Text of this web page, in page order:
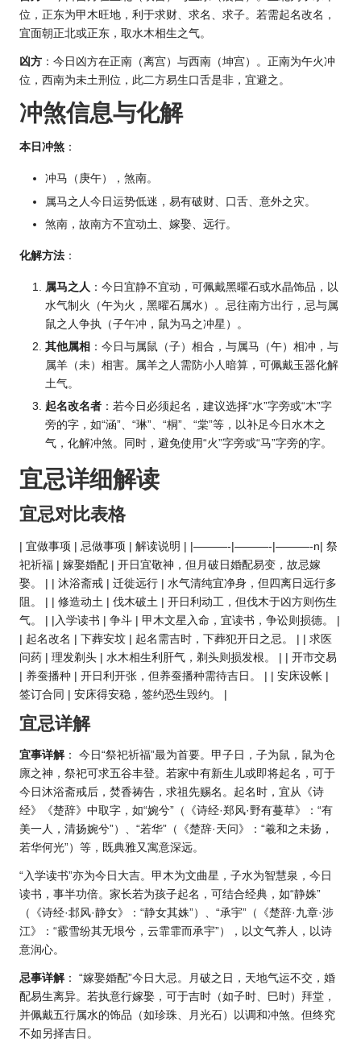
位，正东为甲木旺地，利于求财、求名、求子。若需起名改名，
宜面朝正北或正东，取水木相生之气。
凶方 ：今日凶方在正南（离宫）与西南（坤宫）。正南为午火冲
位，西南为未土刑位，此二方易生口舌是非，宜避之。
冲煞信息与化解
本日冲煞 ：
冲马（庚午），煞南。
属马之人今日运势低迷，易有破财、口舌、意外之灾。
煞南，故南方不宜动土、嫁娶、远行。
化解方法 ：
属马之人 ：今日宜静不宜动，可佩戴黑曜石或水晶饰品，以
水气制火（午为火，黑曜石属水）。忌往南方出行，忌与属
鼠之人争执（子午冲，鼠为马之冲星）。
其他属相 ：今日与属鼠（子）相合，与属马（午）相冲，与
属羊（未）相害。属羊之人需防小人暗算，可佩戴玉器化解
土气。
起名改名者 ：若今日必须起名，建议选择“水”字旁或“木”字
旁的字，如“涵”、“琳”、“桐”、“棠”等，以补足今日水木之
气，化解冲煞。同时，避免使用“火”字旁或“马”字旁的字。
宜忌详细解读
宜忌对比表格
| 宜做事项 | 忌做事项 | 解读说明 | |———-|———-|———-n| 祭
祀祈福 | 嫁娶婚配 | 开日宜敬神，但月破日婚配易变，故忌嫁
娶。 | | 沐浴斋戒 | 迁徙远行 | 水气清纯宜净身，但四离日远行多
阻。 | | 修造动土 | 伐木破土 | 开日利动工，但伐木于凶方则伤生
气。 | |入学读书 | 争斗 | 甲木文星入命，宜读书，争讼则损德。 |
| 起名改名 | 下葬安坟 | 起名需吉时，下葬犯开日之忌。 | | 求医
问药 | 理发剃头 | 水木相生利肝气，剃头则损发根。 | | 开市交易
| 养蚕播种 | 开日利开张，但养蚕播种需待吉日。 | | 安床设帐 |
签订合同 | 安床得安稳，签约恐生毁约。 |
宜忌详解
宜事详解： 今日“祭祀祈福”最为首要。甲子日，子为鼠，鼠为仓
廪之神，祭祀可求五谷丰登。若家中有新生儿或即将起名，可于
今日沐浴斋戒后，焚香祷告，求祖先赐名。起名时，宜从《诗
经》《楚辞》中取字，如“婉兮”（《诗经·郑风·野有蔓草》：“有
美一人，清扬婉兮”）、“若华”（《楚辞·天问》：“羲和之未扬，
若华何光”）等，既典雅又寓意深远。
“入学读书”亦为今日大吉。甲木为文曲星，子水为智慧泉，今日
读书，事半功倍。家长若为孩子起名，可结合经典，如“静姝”
（《诗经·邶风·静女》：“静女其姝”）、“承宇”（《楚辞·九章·涉
江》：“霰雪纷其无垠兮，云霏霏而承宇”），以文气养人，以诗
意润心。
忌事详解： “嫁娶婚配”今日大忌。月破之日，天地气运不交，婚
配易生离异。若执意行嫁娶，可于吉时（如子时、巳时）拜堂，
并佩戴五行属水的饰品（如珍珠、月光石）以调和冲煞。但终究
不如另择吉日。